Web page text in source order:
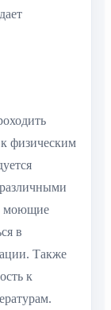
к физическим
моющие
в
Также
к